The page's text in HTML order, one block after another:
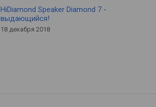
HiDiamond Speaker Diamond 7 -
выдающийся!
18 декабря 2018